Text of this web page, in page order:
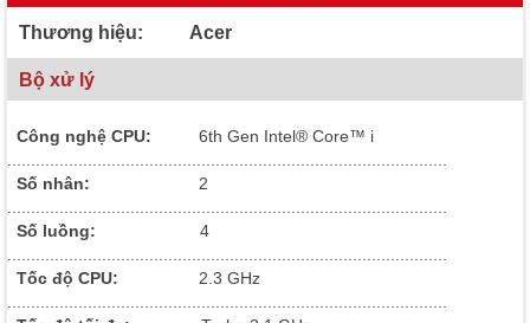
Thương hiệu: Acer
Bộ xử lý
Công nghệ CPU: 6th Gen Intel® Core™ i
Số nhân:
2
Số luồng: 4
Tốc độ CPU: 2.3 GHz